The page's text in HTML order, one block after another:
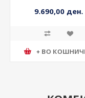
9.690,00 ден.
+ ВО